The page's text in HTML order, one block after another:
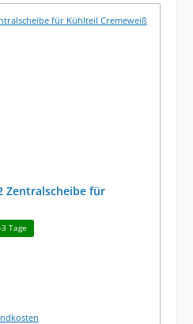
Zentralscheibe für
Tage